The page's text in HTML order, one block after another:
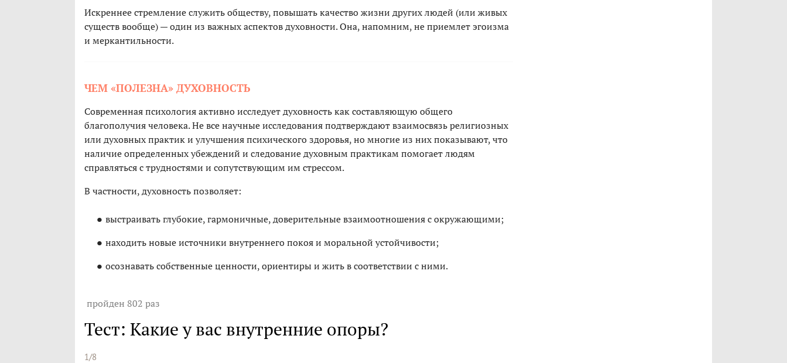
Искреннее стремление служить обществу, повышать качество жизни других людей (или живых
существ вообще) — один из важных аспектов духовности. Она, напомним, не приемлет эгоизма
и меркантильности.
ЧЕМ «ПОЛЕЗНА» ДУХОВНОСТЬ
Современная психология активно исследует духовность как составляющую общего
благополучия человека. Не все научные исследования подтверждают взаимосвязь религиозных
или духовных практик и улучшения психического здоровья, но многие из них показывают, что
наличие определенных убеждений и следование духовным практикам помогает людям
справляться с трудностями и сопутствующим им стрессом.
В частности, духовность позволяет:
выстраивать глубокие, гармоничные, доверительные взаимоотношения с окружающими;
находить новые источники внутреннего покоя и моральной устойчивости;
осознавать собственные ценности, ориентиры и жить в соответствии с ними.
пройден 802 раз
Тест: Какие у вас внутренние опоры?
1/8